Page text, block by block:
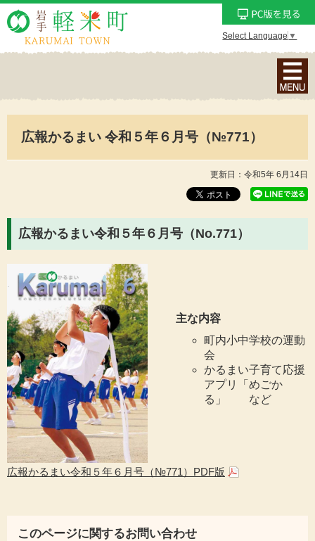
Select Language ▼
ナ
ビ
ン
メ
広報かるまい 令和５年６月号（№771）
更新日：令和5年 6月14日
広報かるまい令和５年６月号（No.771）
主な内容
町内小中学校の運動
会
かるまい子育て応援
アプリ「めごか
る」 など
広報かるまい令和５年６月号（№771）PDF版
このページに関するお問い合わせ